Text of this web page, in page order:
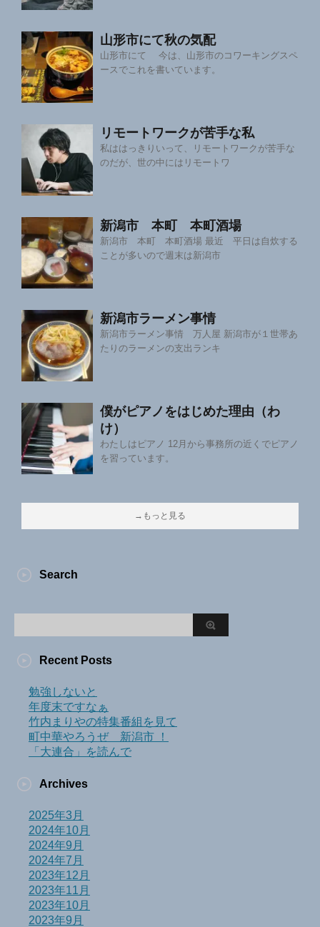
山形市にて秋の気配
山形市にて 今は、山形市のコワーキングスペ
ースでこれを書いています。
リモートワークが苦手な私
私ははっきりいって、リモートワークが苦手な
のだが、世の中にはリモートワ
新潟市 本町 本町酒場
新潟市 本町 本町酒場 最近 平日は自炊する
ことが多いので週末は新潟市
新潟市ラーメン事情
新潟市ラーメン事情 万人屋 新潟市が１世帯あ
たりのラーメンの支出ランキ
僕がピアノをはじめた理由（わ
け）
わたしはピアノ 12月から事務所の近くでピアノ
を習っています。
→もっと見る
Search
Recent Posts
勉強しないと
年度末ですなぁ
竹内まりやの特集番組を見て
町中華やろうぜ 新潟市 ！
「大連合」を読んで
Archives
2025年3月
2024年10月
2024年9月
2024年7月
2023年12月
2023年11月
2023年10月
2023年9月